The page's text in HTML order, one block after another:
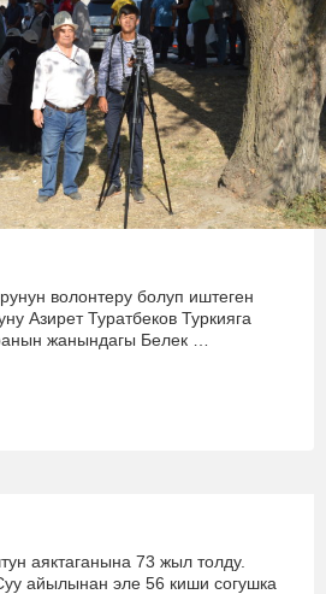
волонтеру болуп иштеген
Азирет Туратбеков Туркияга
жанындагы Белек …
аяктаганына 73 жыл толду.
айылынан эле 56 киши согушка